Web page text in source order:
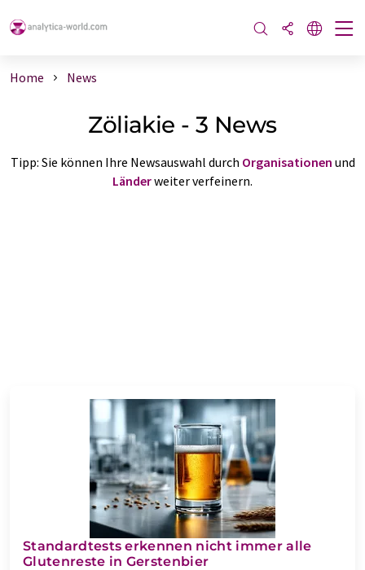
Home News
Zöliakie - 3 News
Tipp: Sie können Ihre Newsauswahl durch Organisationen und
Länderweiter verfeinern.
Standardtests erkennen nicht immer alle
Glutenreste in Gerstenbier